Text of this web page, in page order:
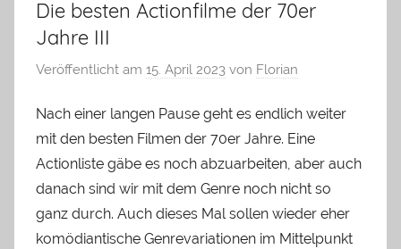
Die besten Actionfilme der 70er
Jahre III
Veröffentlicht am 15. April 2023 von Florian
Nach einer langen Pause geht es endlich weiter
mit den besten Filmen der 70er Jahre. Eine
Actionliste gäbe es noch abzuarbeiten, aber auch
danach sind wir mit dem Genre noch nicht so
ganz durch. Auch dieses Mal sollen wieder eher
komödiantische Genrevariationen im Mittelpunkt